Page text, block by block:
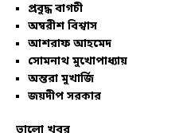
প্রবুদ্ধ বাগচী
অম্বরীশ বিশ্বাস
আশরাফ আহমেদ
সোমনাথ মুখোপাধ্যায়
অন্তরা মুখার্জি
জয়দীপ সরকার
ভালো খবর